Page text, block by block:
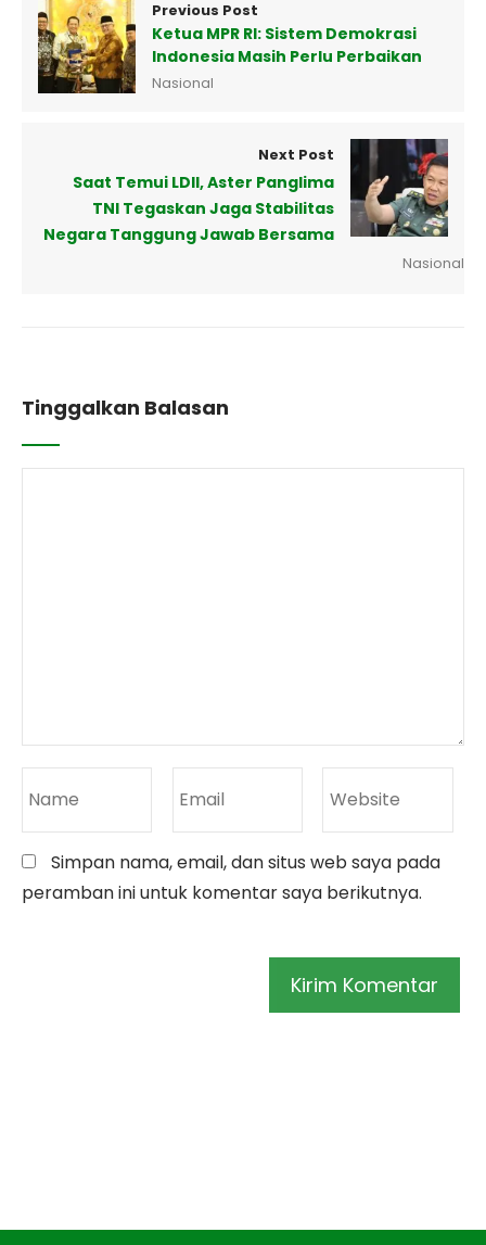
Previous Post
Ketua MPR RI: Sistem Demokrasi
Indonesia Masih Perlu Perbaikan
Nasional
Next Post
Saat Temui LDII, Aster Panglima
TNI Tegaskan Jaga Stabilitas
Negara Tanggung Jawab Bersama
Nasional
Tinggalkan Balasan
Simpan nama, email, dan situs web saya pada
peramban ini untuk komentar saya berikutnya.